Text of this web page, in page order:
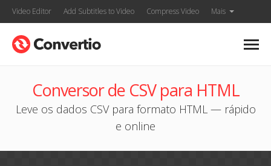
Video Editor Add Subtitles to Video Compress Video Mais
Conversor de CSV para HTML
Leve os dados CSV para formato HTML — rápido
e online